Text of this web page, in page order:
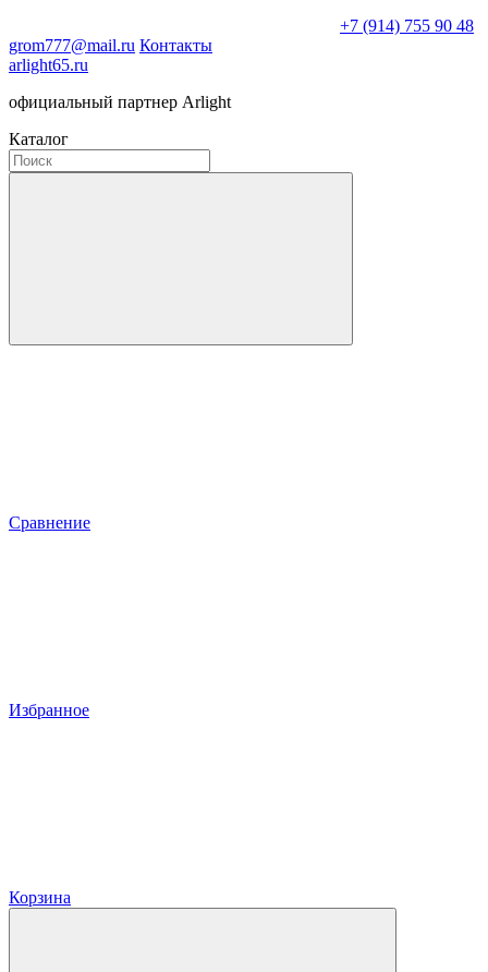
+7 (914) 755 90 48
grom777@mail.ru Контакты
arlight65.ru
официальный партнер Arlight
Каталог
Сравнение
Избранное
Корзина